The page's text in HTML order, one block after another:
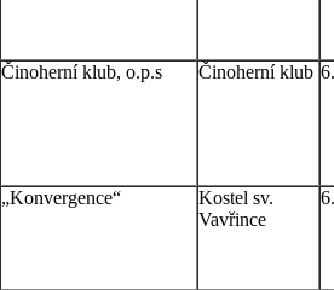
Činoherní klub, o.p.s Činoherní klub
„Konvergence“
Kostel sv.
Vavřince